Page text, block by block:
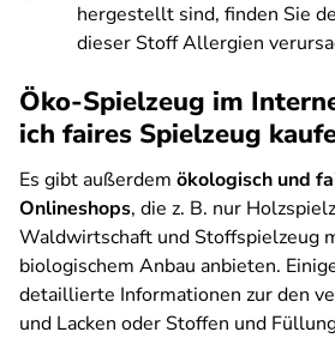
hergestellt sind, finden Sie
dieser Stoff Allergien
Öko-Spielzeug im
ich faires Spielzeug
Es gibt außerdem ökologisch und
Onlineshops, die z. B. nur
Waldwirtschaft und Stoffspielzeug
biologischem Anbau anbieten.
detaillierte Informationen zur den
und Lacken oder Stoffen und